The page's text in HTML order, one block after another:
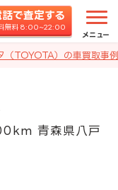
話で査定する
無料 8:00~22:00
メニュー
（TOYOTA）の車買取事
青森県八戸